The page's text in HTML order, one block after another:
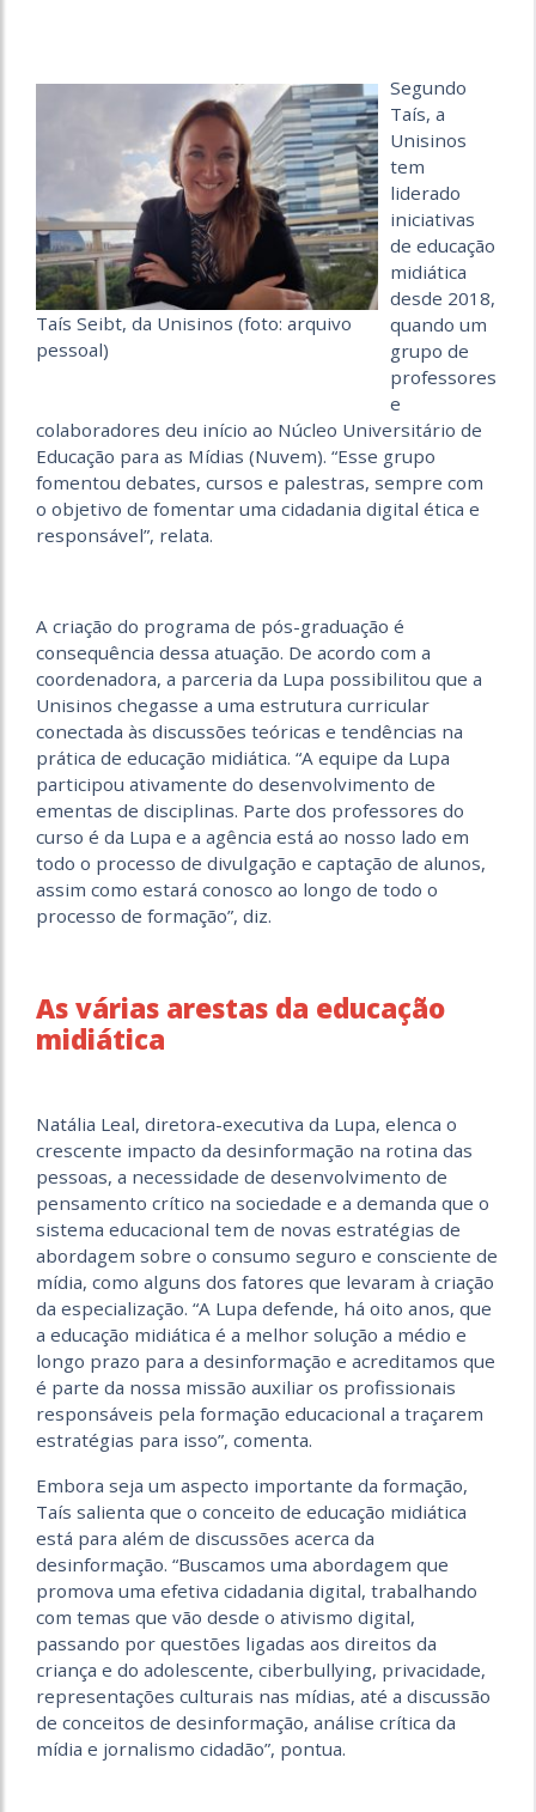
Taís Seibt, da Unisinos (foto: arquivo
pessoal)
Segundo
Taís, a
Unisinos
tem
liderado
iniciativas
de educação
midiática
desde 2018,
quando um
grupo de
professores
e
colaboradores deu início ao Núcleo Universitário de
Educação para as Mídias (Nuvem). “Esse grupo
fomentou debates, cursos e palestras, sempre com
o objetivo de fomentar uma cidadania digital ética e
responsável”, relata.
A criação do programa de pós-graduação é
consequência dessa atuação. De acordo com a
coordenadora, a parceria da Lupa possibilitou que a
Unisinos chegasse a uma estrutura curricular
conectada às discussões teóricas e tendências na
prática de educação midiática. “A equipe da Lupa
participou ativamente do desenvolvimento de
ementas de disciplinas. Parte dos professores do
curso é da Lupa e a agência está ao nosso lado em
todo o processo de divulgação e captação de alunos,
assim como estará conosco ao longo de todo o
processo de formação”, diz.
As várias arestas da educação
midiática
Natália Leal, diretora-executiva da Lupa, elenca o
crescente impacto da desinformação na rotina das
pessoas, a necessidade de desenvolvimento de
pensamento crítico na sociedade e a demanda que o
sistema educacional tem de novas estratégias de
abordagem sobre o consumo seguro e consciente de
mídia, como alguns dos fatores que levaram à criação
da especialização. “A Lupa defende, há oito anos, que
a educação midiática é a melhor solução a médio e
longo prazo para a desinformação e acreditamos que
é parte da nossa missão auxiliar os profissionais
responsáveis pela formação educacional a traçarem
estratégias para isso”, comenta.
Embora seja um aspecto importante da formação,
Taís salienta que o conceito de educação midiática
está para além de discussões acerca da
desinformação. “Buscamos uma abordagem que
promova uma efetiva cidadania digital, trabalhando
com temas que vão desde o ativismo digital,
passando por questões ligadas aos direitos da
criança e do adolescente, ciberbullying, privacidade,
representações culturais nas mídias, até a discussão
de conceitos de desinformação, análise crítica da
mídia e jornalismo cidadão”, pontua.